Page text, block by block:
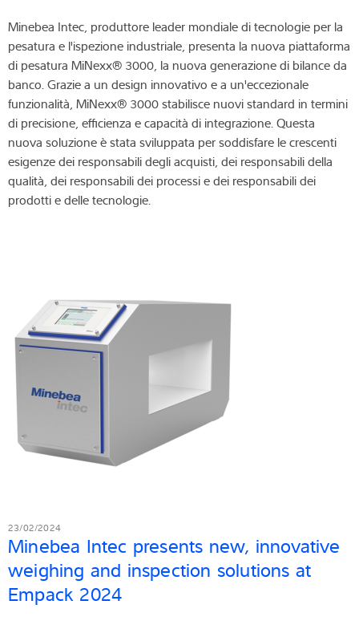
Minebea Intec, produttore leader mondiale di tecnologie per la
pesatura e l'ispezione industriale, presenta la nuova piattaforma
di pesatura MiNexx® 3000, la nuova generazione di bilance da
banco. Grazie a un design innovativo e a un'eccezionale
funzionalità, MiNexx® 3000 stabilisce nuovi standard in termini
di precisione, efficienza e capacità di integrazione. Questa
nuova soluzione è stata sviluppata per soddisfare le crescenti
esigenze dei responsabili degli acquisti, dei responsabili della
qualità, dei responsabili dei processi e dei responsabili dei
prodotti e delle tecnologie.
23/02/2024
Minebea Intec presents new, innovative
weighing and inspection solutions at
Empack 2024